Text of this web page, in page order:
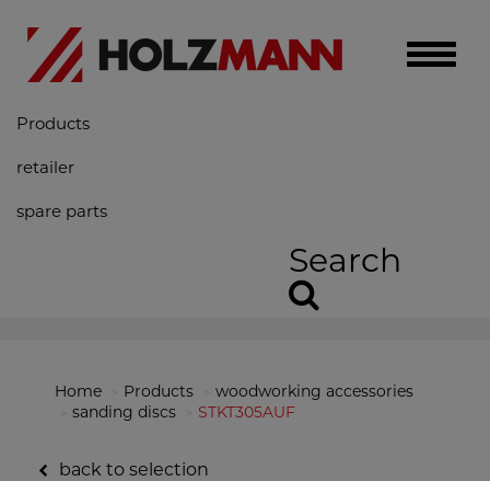
Toggle
Products
retailer
spare parts
Search
Home Products
woodworking accessories
sanding discs
STKT305AUF
back to selection